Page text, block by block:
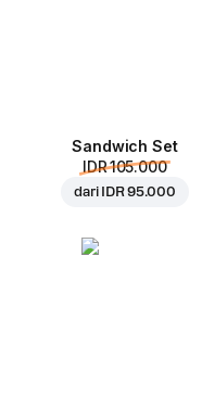
Sandwich Set
IDR 105.000
dari IDR 95.000